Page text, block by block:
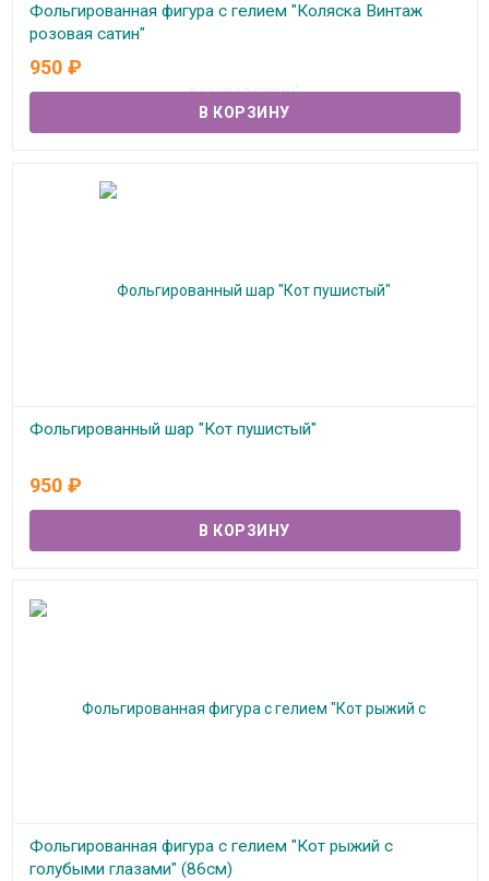
Фольгированная фигура с гелием "Коляска Винтаж
розовая сатин"
В наличии
950 ₽
Фольгированный шар "Кот пушистый"
950 ₽
Фольгированная фигура с гелием "Кот рыжий с
голубыми глазами" (86см)